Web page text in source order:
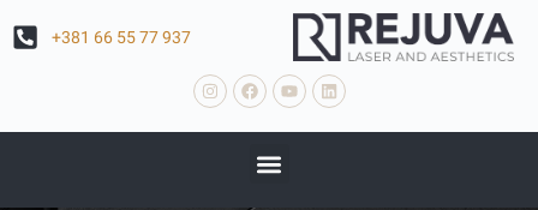
S
k
o
+381 66 55 77 937